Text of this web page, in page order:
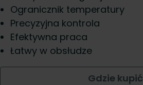
Ogranicznik temperatury
Precyzyjna kontrola
Efektywna praca
Łatwy w obsłudze
Gdzie kupić